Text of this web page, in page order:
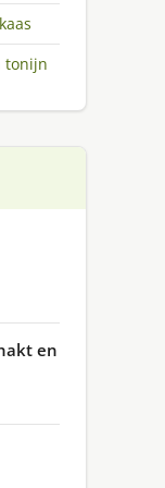
tonijn
en